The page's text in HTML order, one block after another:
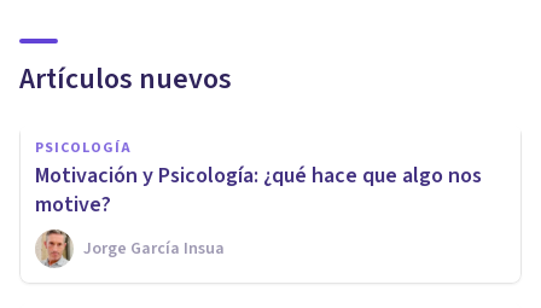
Artículos nuevos
PSICOLOGÍA
Motivación y Psicología: ¿qué hace que algo nos
motive?
Jorge García Insua